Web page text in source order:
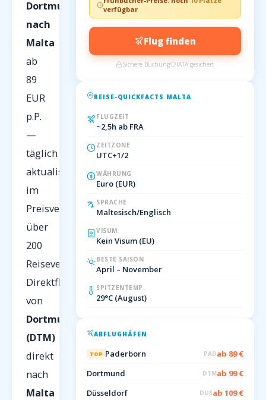
Dortmund
nach
Malta
ab
89
EUR
p.P.
—
täglich
aktualisiert
im
Preisvergleich
über
200
Reiseveranstalter.
Direktflug
von
Dortmund
(DTM)
direkt
nach
Malta
verfügbar
Flug finden
Sichere Buchung IATA-gesichert
REISE-QUICKFACTS MALTA
FLUGZEIT
~2,5h ab FRA
ZEITZONE
UTC+1/2
WÄHRUNG
Euro (EUR)
SPRACHE
Maltesisch/Englisch
VISUM
Kein Visum (EU)
BESTE SAISON
April – November
SPITZENTEMP.
29°C (August)
ABFLUGHÄFEN
TOP Paderborn PADab 89 €
Dortmund
DTMab 99 €
Düsseldorf
DUSab 109 €